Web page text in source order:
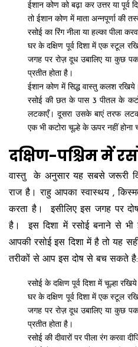
ईशान कोण को बढ़ा कर उत्तर या पूर्व
तो ईशान कोण में माता अन्नपूर्णा की
रसोई का रिंग नीला या हल्का पीला
घर के दक्षिण पूर्व दिशा में एक स्टूल
जगह पर रोज़ दूध उबालिए या कुछ
प्रतीत होता है।
ईशान कोण में सिद्ध वास्तु कलश
रसोई की छत के पास 3 पीतल के
लटकाएँ। दूसरा उसके बाएं तरफ
एक भी कटोरा चूल्हे के ऊपर नहीं होना
दक्षिण-पश्चिम में
वास्तु के अनुसार यह सबसे जरूरी
राज है। राहु आपका स्वास्थय ,
करता है। इसीलिए इस जगह पर
है। इस दिशा में रसोई बनाने से भी
आपकी रसोई इस दिशा में है तो यह
तरीकों से आप इस दोष से बच सकते है:
रसोई के दक्षिण पूर्व दिशा में चूल्हा
घर के दक्षिण पूर्व दिशा में एक स्टूल
जगह पर रोज़ दूध उबालिए या कुछ
प्रतीत होता है।
रसोई की दीवारों पर पीला रंग करवा